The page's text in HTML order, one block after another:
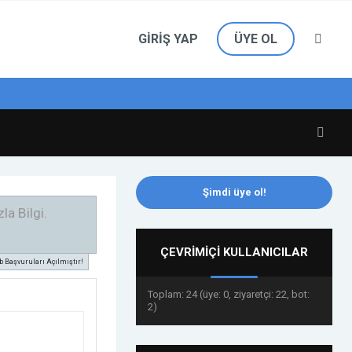
GIRIŞ YAP ÜYE OL
Bilgi. Ziyaretçi, Yeni forumumuz
Başvuruları Açılmıştır!
Şimdi üye ol!
ÇEVRIMIÇI KULLANICILAR
Toplam: 24 (üye: 0, ziyaretçi: 22, bot:
2)